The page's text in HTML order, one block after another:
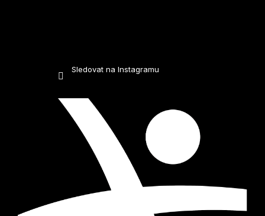
Sledovat na Instagramu